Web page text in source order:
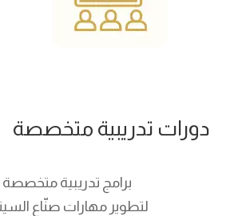
دورات تدريبية متخصصة
برامج تدريبية متخصصة
لتطوير مهارات صنّاع